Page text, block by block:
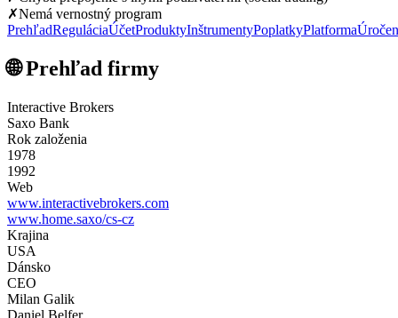
✗Nemá vernostný program
PrehľadReguláciaÚčetProduktyInštrumentyPoplatkyPlatforma
🌐 Prehľad firmy
Interactive Brokers
Saxo Bank
Rok založenia
1978
1992
Web
www.interactivebrokers.com
www.home.saxo/cs-cz
Krajina
USA
Dánsko
CEO
Milan Galik
Daniel Belfer